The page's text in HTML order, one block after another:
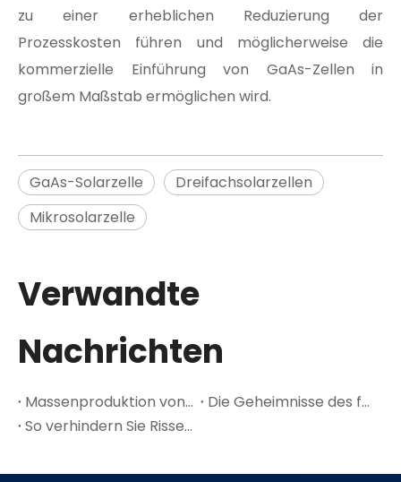
zu einer erheblichen Reduzierung der
Prozesskosten führen und möglicherweise die
kommerzielle Einführung von GaAs-Zellen in
großem Maßstab ermöglichen wird.
GaAs-Solarzelle
Dreifachsolarzellen
Mikrosolarzelle
Verwandte
Nachrichten
Massenproduktion von 6-Zoll-GaAs-Wafern: Der Kostenwendepunkt für Weltraum-PV
Die Geheimnisse des führenden GaAs-A-Halbleitermaterials
So verhindern Sie Risse in Multijunction-Solarzellen in dünnen Ge-Wafern